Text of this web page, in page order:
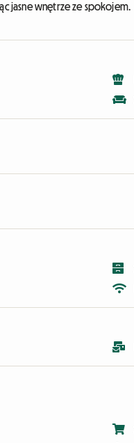
jasne wnętrze ze spokojem.